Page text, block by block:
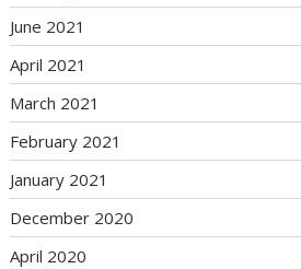
June 2021
April 2021
March 2021
February 2021
January 2021
December 2020
April 2020